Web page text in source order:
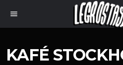
menu
KAFÉ